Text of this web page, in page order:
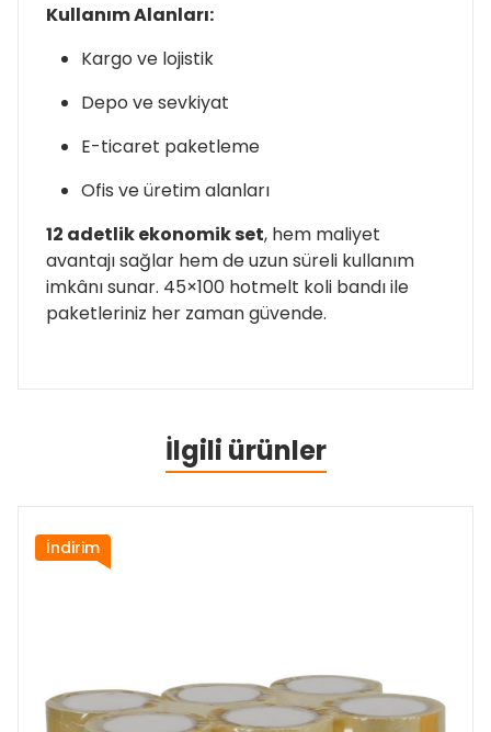
Kullanım Alanları:
Kargo ve lojistik
Depo ve sevkiyat
E-ticaret paketleme
Ofis ve üretim alanları
12 adetlik ekonomik set, hem maliyet
avantajı sağlar hem de uzun süreli kullanım
imkânı sunar. 45×100 hotmelt koli bandı ile
paketleriniz her zaman güvende.
İlgili ürünler
İndirim